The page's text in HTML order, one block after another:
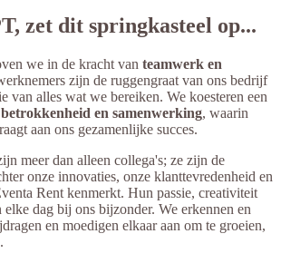
zet dit springkasteel op...
we in de kracht van teamwerk en
zijn de ruggengraat van ons bedrijf
van alles wat we bereiken. We koesteren een
en samenwerking, waarin
aan ons gezamenlijke succes.
meer dan alleen collega's; ze zijn de
onze innovaties, onze klanttevredenheid en
Rent kenmerkt. Hun passie, creativiteit
dag bij ons bijzonder. We erkennen en
en moedigen elkaar aan om te groeien,